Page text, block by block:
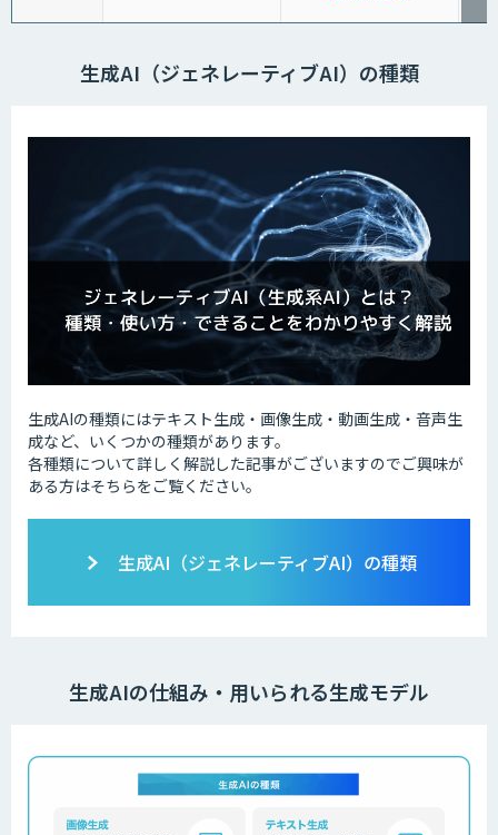
生成AI（ジェネレーティブAI）の種類
生成AIの種類にはテキスト生成・画像生成・動画生成・音声生
成など、いくつかの種類があります。
各種類について詳しく解説した記事がございますのでご興味が
ある方はそちらをご覧ください。
生成AI（ジェネレーティブAI）の種類
生成AIの仕組み・用いられる生成モデル